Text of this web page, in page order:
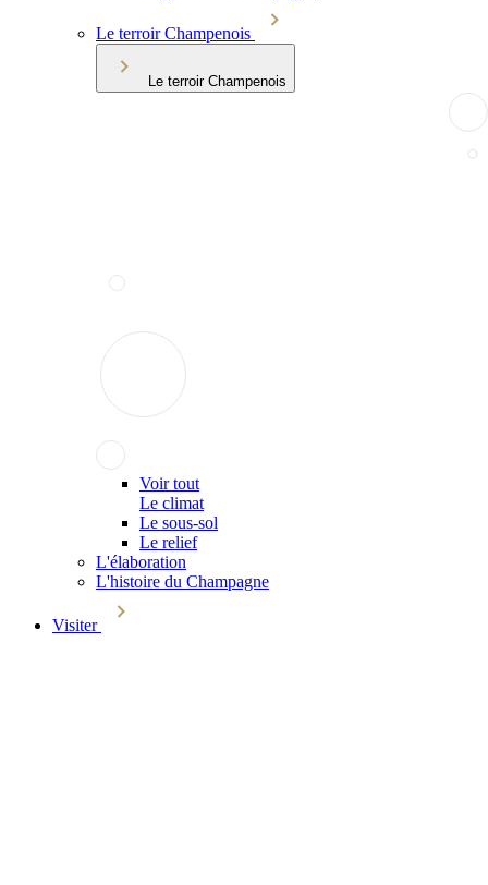
Le terroir Champenois
Le terroir Champenois
Voir tout
Le climat
Le sous-sol
Le relief
L'élaboration
L'histoire du Champagne
Visiter